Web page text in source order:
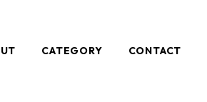
CATEGORY CONTACT